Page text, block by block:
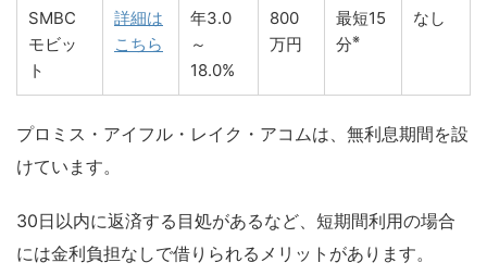
SMBC
モビッ
ト
詳細は
こちら
年3.0
～
18.0%
800
万円
最短15
分※
なし
プロミス・アイフル・レイク・アコムは、無利息期間を設
けています。
30日以内に返済する目処があるなど、短期間利用の場合
には金利負担なしで借りられるメリットがあります。